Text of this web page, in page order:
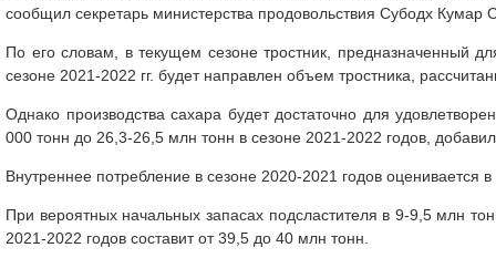
сообщил секретарь министерства продовольствия Субодх Кумар
По его словам, в текущем сезоне тростник, предназначенный
сезоне 2021-2022 гг. будет направлен объем тростника,
Однако производства сахара будет достаточно для
000 тонн до 26,3-26,5 млн тонн в сезоне 2021-2022 годов,
Внутреннее потребление в сезоне 2020-2021 годов оценивается
При вероятных начальных запасах подсластителя в 9-9,5 млн
2021-2022 годов составит от 39,5 до 40 млн тонн.